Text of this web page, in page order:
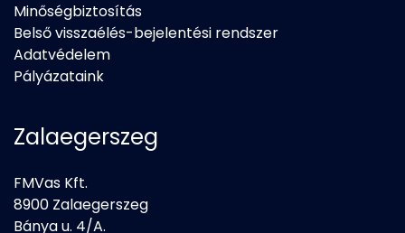
Minőségbiztosítás
Belső visszaélés-bejelentési rendszer
Adatvédelem
Pályázataink
Zalaegerszeg
FMVas Kft.
8900 Zalaegerszeg
Bánya u. 4/A.